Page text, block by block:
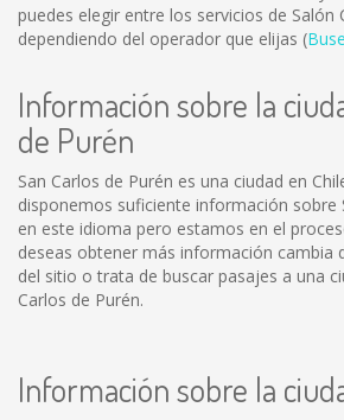
puedes elegir entre los servicios de Salón
dependiendo del operador que elijas (
Información sobre la
de Purén
San Carlos de Purén es una ciudad en
disponemos suficiente información sobre
en este idioma pero estamos en el
deseas obtener más información cambia
del sitio o trata de buscar pasajes a una
Carlos de Purén.
Información sobre la